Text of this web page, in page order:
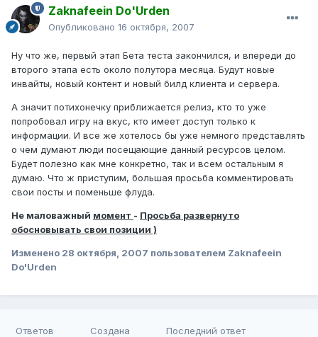
Zaknafeein Do'Urden
Опубликовано 16 октября, 2007
Ну что же, первый этап Бета теста закончился, и впереди до
второго этапа есть около полутора месяца. Будут новые
инвайты, новый контент и новый билд клиента и сервера.
А значит потихонечку приближается релиз, кто то уже
попробовал игру на вкус, кто имеет доступ только к
информации. И все же хотелось бы уже немного представлять
о чем думают люди посещающие данный ресурсов целом.
Будет полезно как мне конкретно, так и всем остальным я
думаю. Что ж приступим, большая просьба комментировать
свои посты и поменьше флуда.
Не маловажный момент - Просьба развернуто
обосновывать свои позиции )
Изменено 28 октября, 2007 пользователем Zaknafeein
Do'Urden
Ответов Создана Последний ответ